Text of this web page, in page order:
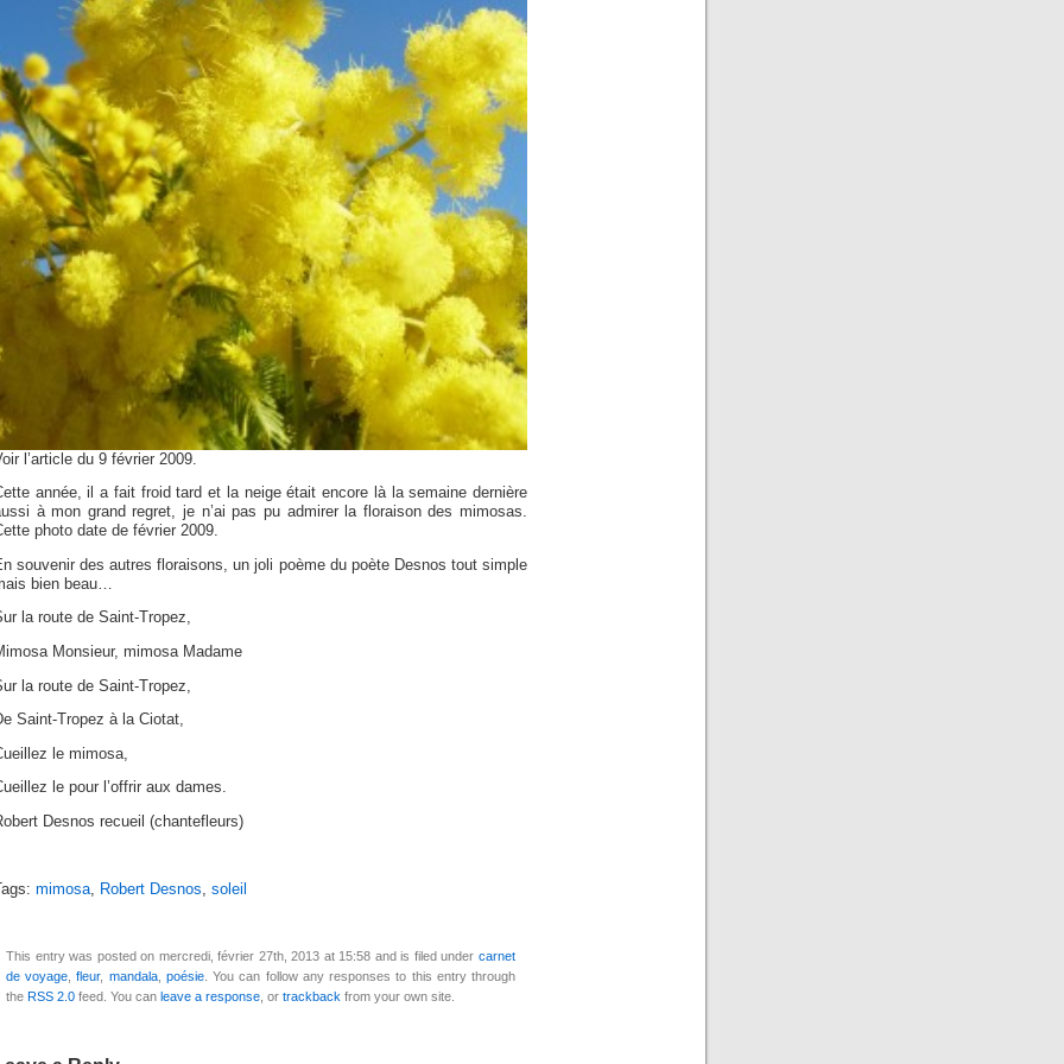
l’article du 9 février 2009.
année, il a fait froid tard et la neige était encore là la semaine dernière
à mon grand regret, je n’ai pas pu admirer la floraison des mimosas.
photo date de février 2009.
souvenir des autres floraisons, un joli poème du poète Desnos tout simple
bien beau…
la route de Saint-Tropez,
Monsieur, mimosa Madame
la route de Saint-Tropez,
Saint-Tropez à la Ciotat,
le mimosa,
le pour l’offrir aux dames.
Desnos recueil (chantefleurs)
Tags: mimosa, Robert Desnos, soleil
This entry was posted on mercredi, février 27th, 2013 at 15:58 and is filed under carnet
de voyage ,fleur, mandala, poésie. You can follow any responses to this entry through
the RSS 2.0 feed. You can leave a response , or trackback from your own site.